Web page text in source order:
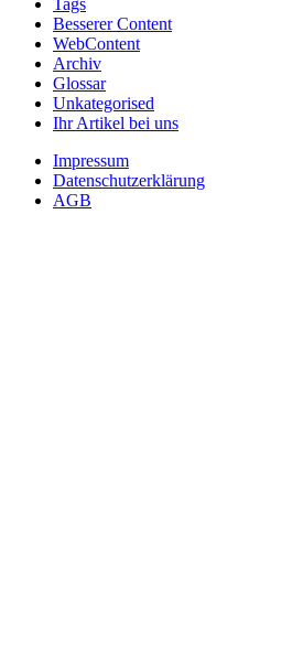
Tags
Besserer Content
WebContent
Archiv
Glossar
Unkategorised
Ihr Artikel bei uns
Impressum
Datenschutzerklärung
AGB